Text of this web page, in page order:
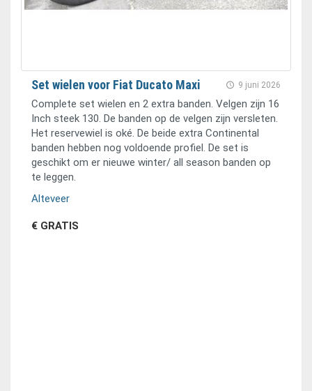
9 juni 2026
Set wielen voor Fiat Ducato Maxi
Complete set wielen en 2 extra banden. Velgen zijn 16
Inch steek 130. De banden op de velgen zijn versleten.
Het reservewiel is oké. De beide extra Continental
banden hebben nog voldoende profiel. De set is
geschikt om er nieuwe winter/ all season banden op
te leggen.
Alteveer
€ GRATIS